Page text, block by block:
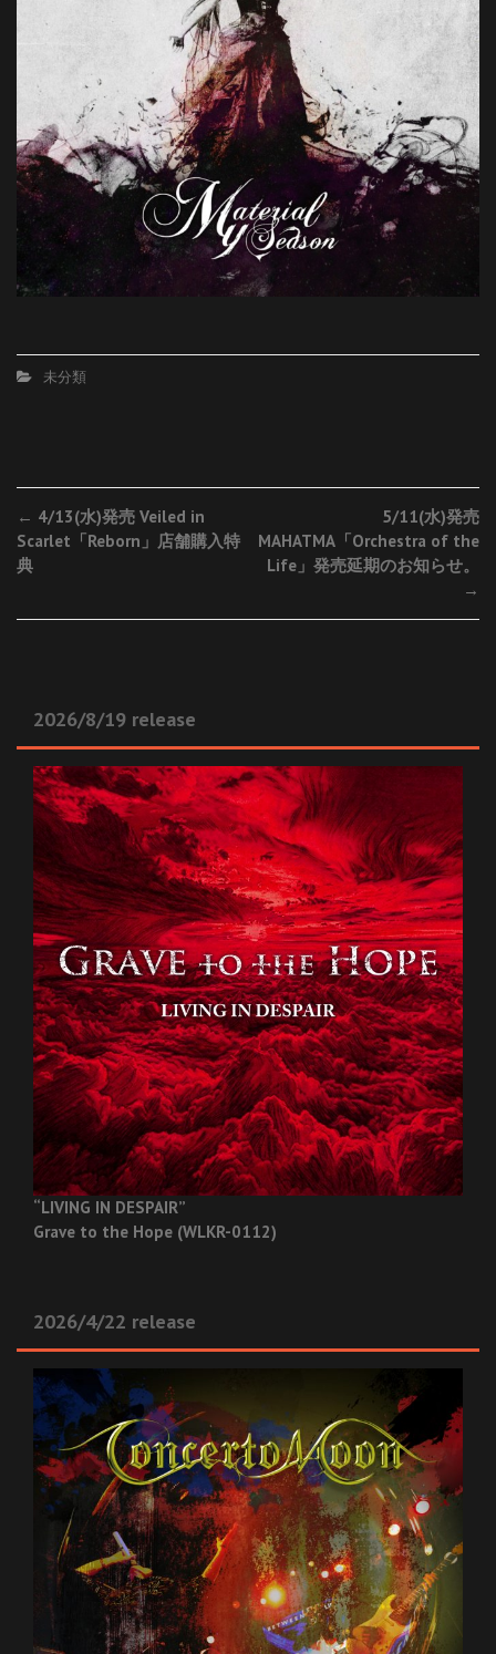
未分類
Post
navigation
← 4/13(水)発売 Veiled in
Scarlet「Reborn」店舗購入特
典
5/11(水)発売
MAHATMA「Orchestra of the
Life」発売延期のお知らせ。
→
2026/8/19 release
“LIVING IN DESPAIR”
Grave to the Hope (WLKR-0112)
2026/4/22 release